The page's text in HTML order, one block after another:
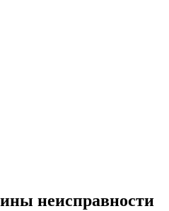
неисправности